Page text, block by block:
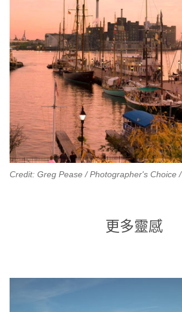
Credit: Greg Pease / Photographer's Choice
更多靈感